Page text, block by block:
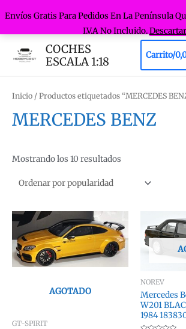
Envíos Gratis Para Pedidos En La Península
I.V.A No Incluido.Descartar
COCHES
ESCALA 1:18
Carrito/
Inicio / Productos etiquetados “MERCEDES
MERCEDES BENZ
Mostrando los 10 resultados
AGOTADO
GT-SPIRIT
NOREV
Mercedes
W201
1984